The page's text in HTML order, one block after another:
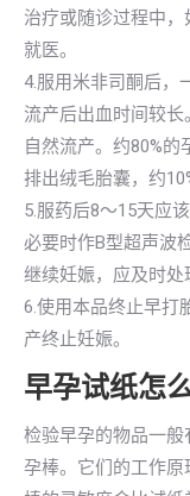
治疗或随诊过程中
就医。
4.服用米非司酮后，
流产后出血时间较
自然流产。约80%
排出绒毛胎囊，约
5.服药后8～15天应
必要时作B型超声波
继续妊娠，应及时处
6.使用本品终止早打
产终止妊娠。
早孕试纸怎
检验早孕的物品一
孕棒。它们的工作